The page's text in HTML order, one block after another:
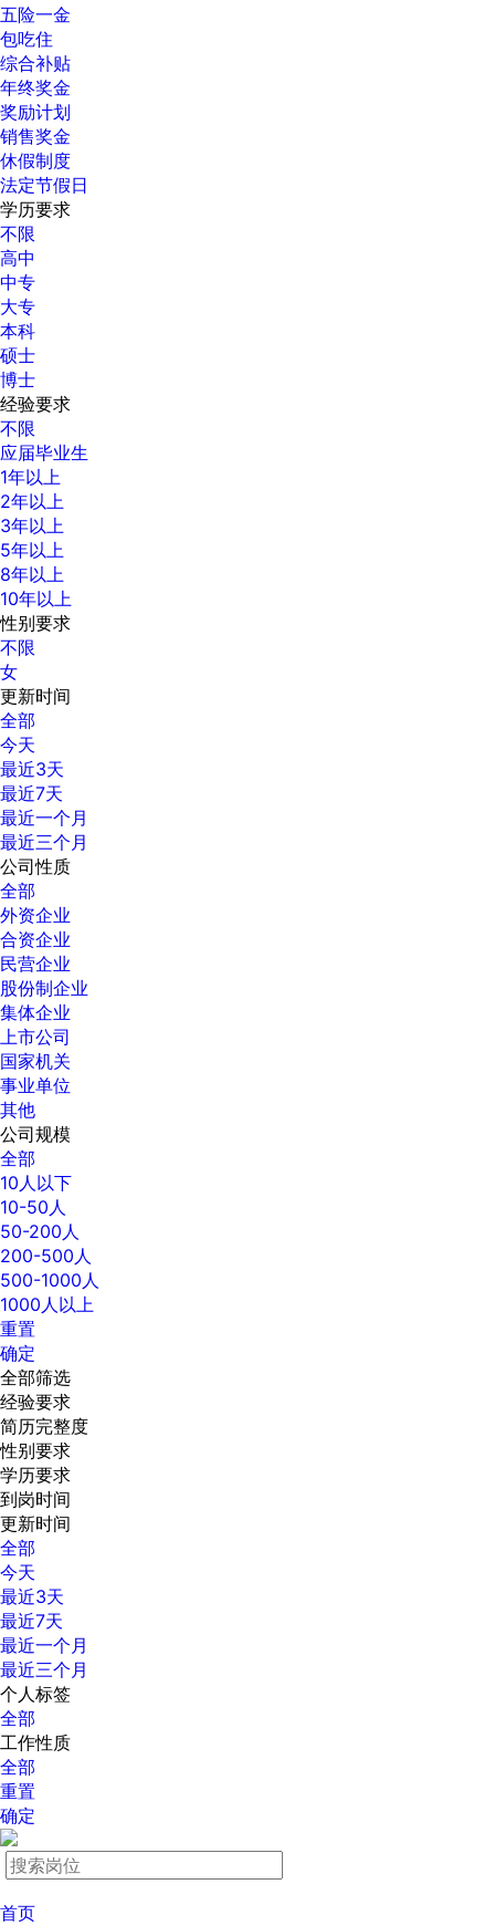
五险一金
包吃住
综合补贴
年终奖金
奖励计划
销售奖金
休假制度
法定节假日
学历要求
不限
高中
中专
大专
本科
硕士
博士
经验要求
不限
应届毕业生
1年以上
2年以上
3年以上
5年以上
8年以上
10年以上
性别要求
不限
女
更新时间
全部
今天
最近3天
最近7天
最近一个月
最近三个月
公司性质
全部
外资企业
合资企业
民营企业
股份制企业
集体企业
上市公司
国家机关
事业单位
其他
公司规模
全部
10人以下
10-50人
50-200人
200-500人
500-1000人
1000人以上
重置
确定
全部筛选
经验要求
简历完整度
性别要求
学历要求
到岗时间
更新时间
全部
今天
最近3天
最近7天
最近一个月
最近三个月
个人标签
全部
工作性质
全部
重置
确定
首页